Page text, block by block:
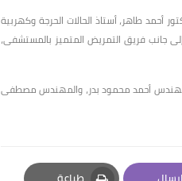
طاهر، أستاذ الحالات الحرجة وكهربية
جانب فريق التمريض المتميز بالمستشفى،
أحمد محمود بدر، والمهندس مصطفى